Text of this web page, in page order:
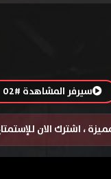
سيرفر المشاهدة #02
، اشترك الان